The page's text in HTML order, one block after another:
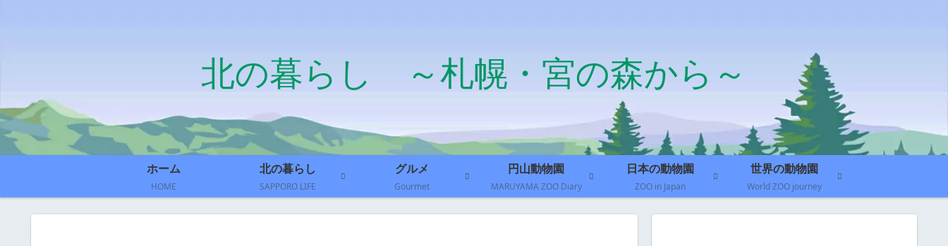
北の暮らし ～札幌・宮の森から～
ホーム
HOME
北の暮らし
SAPPORO LIFE
グルメ
Gourmet
円山動物園
MARUYAMA ZOO Diary
日本の動物園
ZOO in Japan
世界の動物園
World ZOO journey